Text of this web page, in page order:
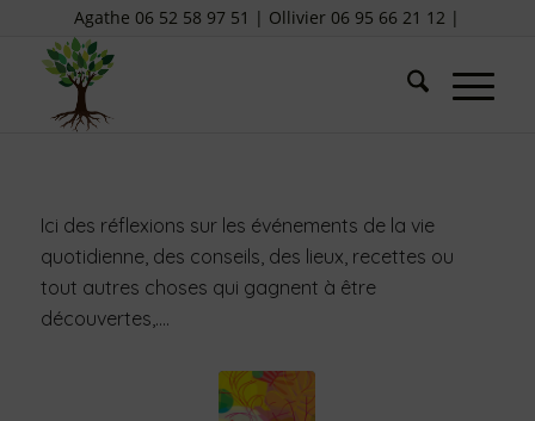
Agathe 06 52 58 97 51 | Ollivier 06 95 66 21 12 |
Ici des réflexions sur les événements de la vie
quotidienne, des conseils, des lieux, recettes ou
tout autres choses qui gagnent à être
découvertes,….